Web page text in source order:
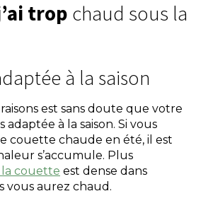
trop chaud sous la
à la saison
est sans doute que votre
adaptée à la saison. Si vous
couette chaude en été, il est
s’accumule. Plus
la couette est dense dans
vous aurez chaud.